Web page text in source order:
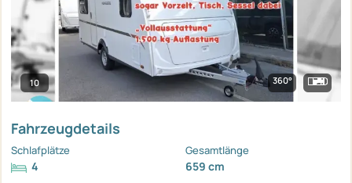
10 360°
Fahrzeugdetails
Schlafplätze
4
Gesamtlänge
659 cm